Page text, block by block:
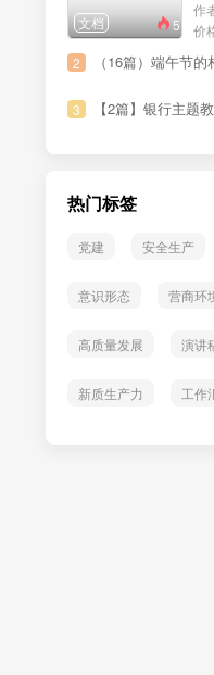
文档 5
作
价
2
（16篇）端午节
3 【2篇】银行主题
热门标签
党建 安全生产
意识形态 营商环
高质量发展 演讲
新质生产力 工作